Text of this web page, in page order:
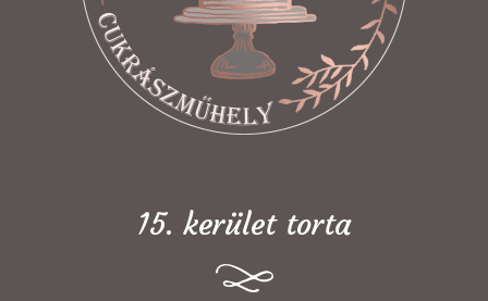
15. kerület torta